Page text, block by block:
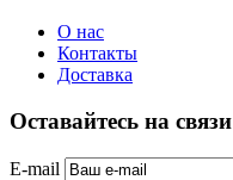
О нас
Контакты
Доставка
Оставайтесь на связи
E-mail